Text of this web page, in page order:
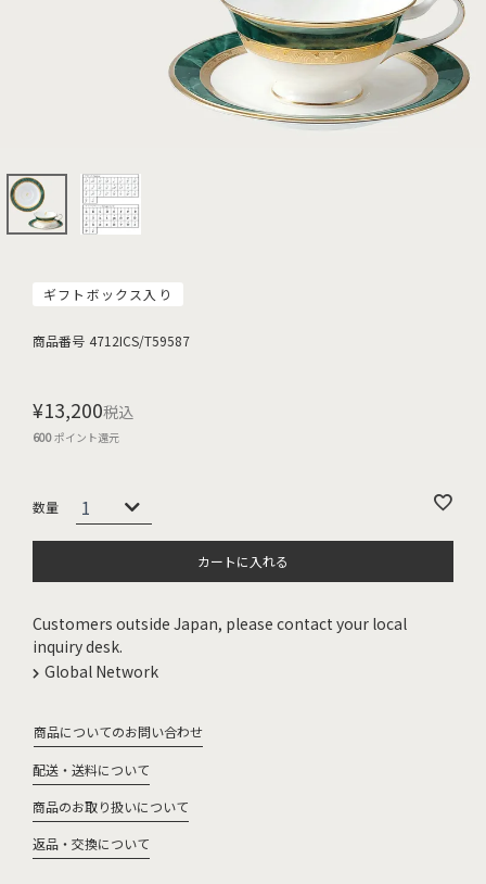
ギフトボックス入り
商品番号 4712ICS/T59587
¥13,200税込
600ポイント還元
カートに入れる
Customers outside Japan, please contact your local
inquiry desk.
Global Network
商品についてのお問い合わせ
配送・送料について
商品のお取り扱いについて
返品・交換について